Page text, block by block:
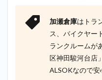
加瀬倉庫はトラ
ス、バイクヤー
ランクルームが
区神田駿河台店
ALSOKなので安